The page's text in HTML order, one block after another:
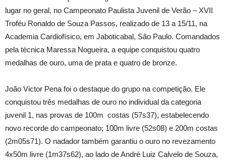
lugar no geral, no Campeonato Paulista Juvenil de Verão – XVII
Troféu Ronaldo de Souza Passos, realizado de 13 a 15/11, na
Academia Cardiofísico, em Jaboticabal, São Paulo. Comandados
pela técnica Maressa Nogueira, a equipe conquistou quatro
medalhas de ouro, uma de prata e quatro de bronze.
João Victor Pena foi o destaque do grupo na competição. Ele
conquistou três medalhas de ouro no individual da categoria
juvenil 1, nas provas de 100m costas (57s37), estabelecendo
novo recorde do campeonato; 100m livre (52s08) e 200m costas
(2m05s71). O nadador também garantiu o ouro no revezamento
4x50m livre (1m37s62), ao lado de André Luiz Calvelo de Souza,